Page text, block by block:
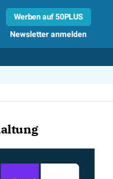
Werben auf 50PLUS
Newsletter anmelden